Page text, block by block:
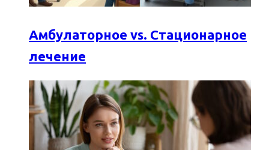
Амбулаторное vs. Стационарное
лечение